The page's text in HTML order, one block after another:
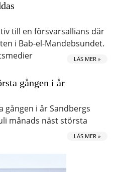
till en försvarsallians där
i Bab-el-Mandebsundet.
LÄS MER »
gången i år
i år Sandbergs
månads näst största
LÄS MER »